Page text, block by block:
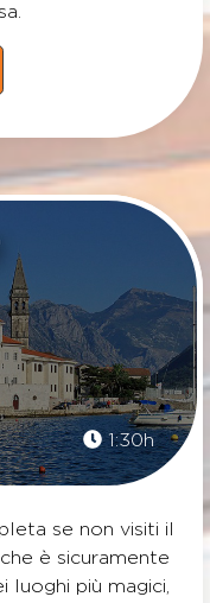
1:30h
se non visiti il
è sicuramente
luoghi più magici,